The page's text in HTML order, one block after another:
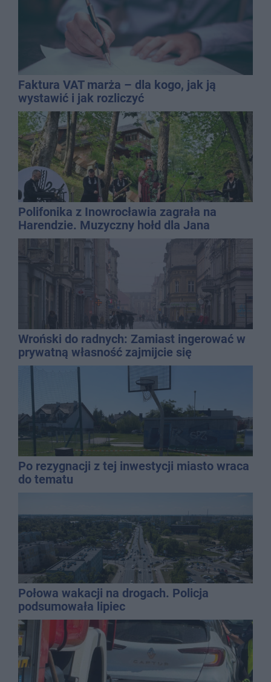
Faktura VAT marża – dla kogo, jak ją
wystawić i jak rozliczyć
Polifonika z Inowrocławia zagrała na
Harendzie. Muzyczny hołd dla Jana
Kasprowicza
Wroński do radnych: Zamiast ingerować w
prywatną własność zajmijcie się
gospodarką
Po rezygnacji z tej inwestycji miasto wraca
do tematu
Połowa wakacji na drogach. Policja
podsumowała lipiec